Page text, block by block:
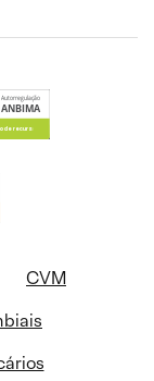
CVM